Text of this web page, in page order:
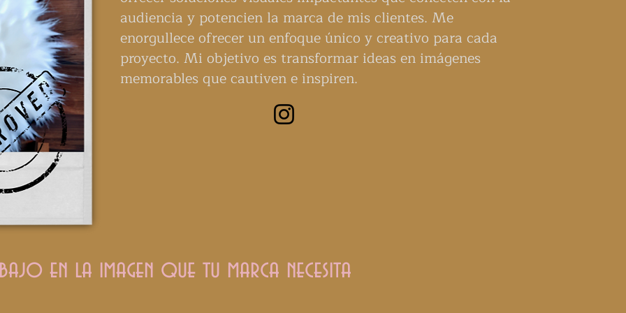
audiencia y potencien la marca de mis clientes. Me
enorgullece ofrecer un enfoque único y creativo para cada
proyecto. Mi objetivo es transformar ideas en imágenes
memorables que cautiven e inspiren.
en la imagen que tu marca necesita